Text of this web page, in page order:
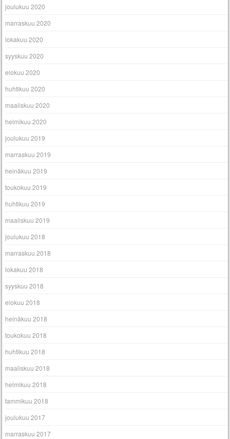
joulukuu 2020
marraskuu 2020
lokakuu 2020
syyskuu 2020
elokuu 2020
huhtikuu 2020
maaliskuu 2020
helmikuu 2020
joulukuu 2019
marraskuu 2019
heinäkuu 2019
toukokuu 2019
huhtikuu 2019
maaliskuu 2019
joulukuu 2018
marraskuu 2018
lokakuu 2018
syyskuu 2018
elokuu 2018
heinäkuu 2018
toukokuu 2018
huhtikuu 2018
maaliskuu 2018
helmikuu 2018
tammikuu 2018
joulukuu 2017
marraskuu 2017